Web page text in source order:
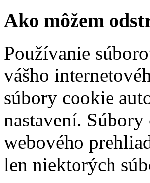
Ako môžem
Používanie
vášho
súbory cookie
nastavení.
webového
len niektorých